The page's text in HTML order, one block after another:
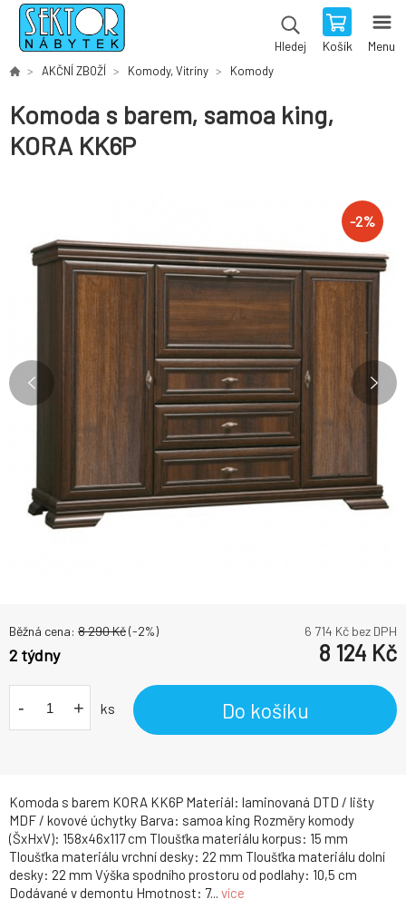
Hledej Košík Menu
AKČNÍ ZBOŽÍ Komody, Vitríny Komody
Komoda s barem, samoa king,
KORA KK6P
-2%
Komoda s barem KORA KK6P Materiál: laminovaná DTD / lišty
MDF / kovové úchytky Barva: samoa king Rozměry komody
(ŠxHxV): 158x46x117 cm Tloušťka materiálu korpus: 15 mm
Tloušťka materiálu vrchní desky: 22 mm Tloušťka materiálu dolní
desky: 22 mm Výška spodního prostoru od podlahy: 10,5 cm
Dodávané v demontu Hmotnost: 7... více
Běžná cena: 8 290Kč(-2%) 6 714 Kč bez DPH
2 týdny 8 124 Kč
- + ks Do košíku